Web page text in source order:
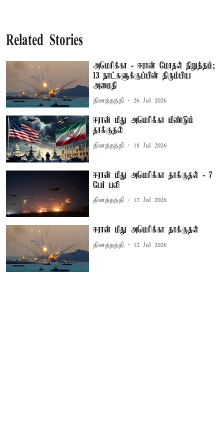
Related Stories
அமெரிக்கா - ஈரான் மோதல் நிறுத்தம்;
13 நாட்களுக்குப்பின் திரும்பிய
அமைதி
தினத்தந்தி 26 Jul 2026
ஈரான் மீது அமெரிக்கா மீண்டும்
தாக்குதல்
தினத்தந்தி 18 Jul 2026
ஈரான் மீது அமெரிக்கா தாக்குதல் - 7
பேர் பலி
தினத்தந்தி 17 Jul 2026
ஈரான் மீது அமெரிக்கா தாக்குதல்
தினத்தந்தி 12 Jul 2026